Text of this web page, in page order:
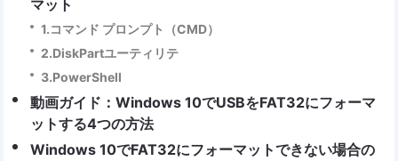
マット
1.コマンド プロンプト（CMD）
2.DiskPartユーティリテ
3.PowerShell
動画ガイド：Windows 10でUSBをFAT32にフォーマ
ットする4つの方法
Windows 10でFAT32にフォーマットできない場合の